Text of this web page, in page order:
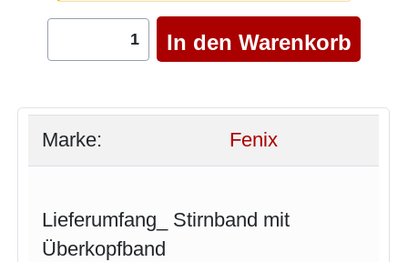
Marke: Fenix
Lieferumfang_ Stirnband mit
Überkopfband